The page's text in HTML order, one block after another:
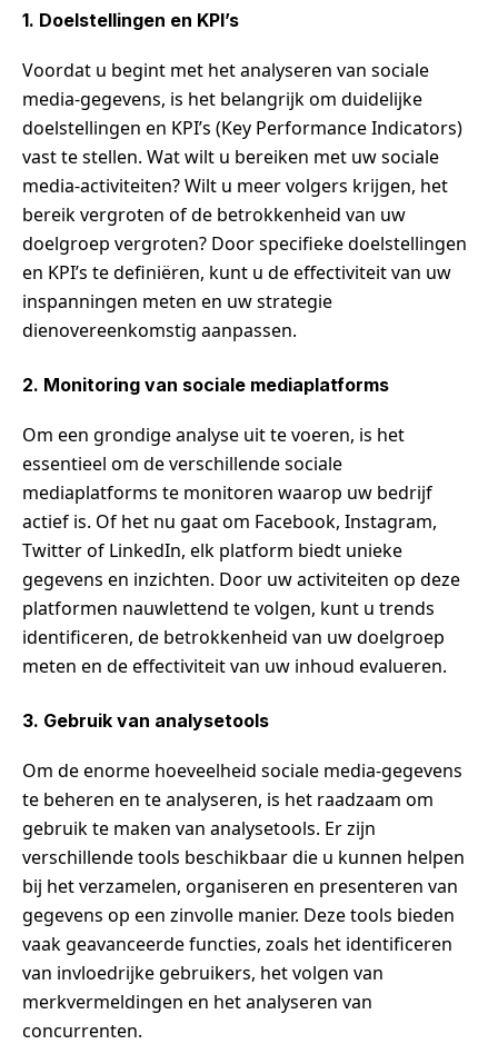
1. Doelstellingen en KPI’s
Voordat u begint met het analyseren van sociale
media-gegevens, is het belangrijk om duidelijke
doelstellingen en KPI’s (Key Performance Indicators)
vast te stellen. Wat wilt u bereiken met uw sociale
media-activiteiten? Wilt u meer volgers krijgen, het
bereik vergroten of de betrokkenheid van uw
doelgroep vergroten? Door specifieke doelstellingen
en KPI’s te definiëren, kunt u de effectiviteit van uw
inspanningen meten en uw strategie
dienovereenkomstig aanpassen.
2. Monitoring van sociale mediaplatforms
Om een grondige analyse uit te voeren, is het
essentieel om de verschillende sociale
mediaplatforms te monitoren waarop uw bedrijf
actief is. Of het nu gaat om Facebook, Instagram,
Twitter of LinkedIn, elk platform biedt unieke
gegevens en inzichten. Door uw activiteiten op deze
platformen nauwlettend te volgen, kunt u trends
identificeren, de betrokkenheid van uw doelgroep
meten en de effectiviteit van uw inhoud evalueren.
3. Gebruik van analysetools
Om de enorme hoeveelheid sociale media-gegevens
te beheren en te analyseren, is het raadzaam om
gebruik te maken van analysetools. Er zijn
verschillende tools beschikbaar die u kunnen helpen
bij het verzamelen, organiseren en presenteren van
gegevens op een zinvolle manier. Deze tools bieden
vaak geavanceerde functies, zoals het identificeren
van invloedrijke gebruikers, het volgen van
merkvermeldingen en het analyseren van
concurrenten.